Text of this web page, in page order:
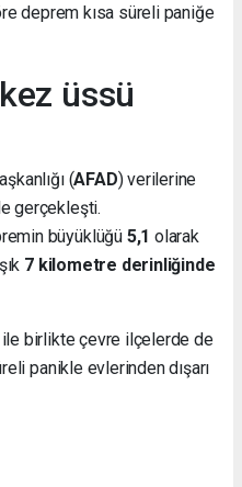
deprem kısa süreli paniğe
üssü
(AFAD) verilerine
gerçekleşti.
büyüklüğü 5,1 olarak
7 kilometre derinliğinde
birlikte çevre ilçelerde de
panikle evlerinden dışarı